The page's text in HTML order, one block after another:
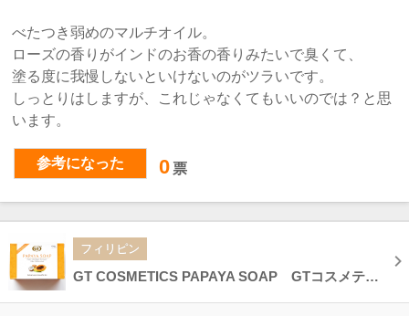
べたつき弱めのマルチオイル。
ローズの香りがインドのお香の香りみたいで臭くて、
塗る度に我慢しないといけないのがツラいです。
しっとりはしますが、これじゃなくてもいいのでは？と思
います。
参考になった 0 票
フィリピン
GT COSMETICS PAPAYA SOAP GTコスメティック パパイヤソープ